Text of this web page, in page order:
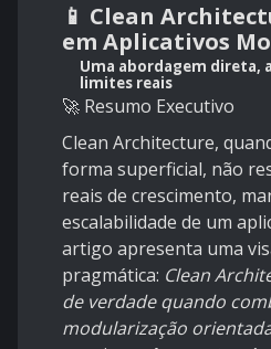
📱 Clean
em Aplicativos
Uma abordagem direta,
limites reais
🚀 Resumo Executivo
Clean Architecture,
forma superficial, não
reais de crescimento,
escalabilidade de um
artigo apresenta uma
pragmática: Clean
de verdade quando
modularização